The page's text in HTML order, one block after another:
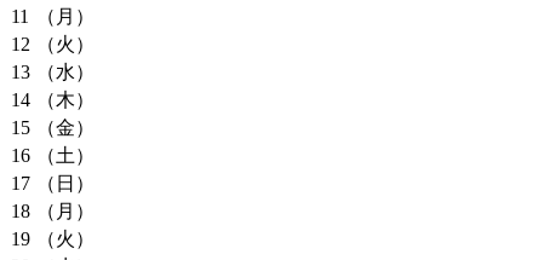
11
（月）
12
（火）
13
（水）
14
（木）
15
（金）
16
（土）
17
（日）
18
（月）
19
（火）